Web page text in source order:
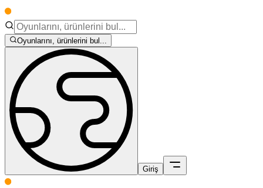
Oyunlarını, ürünlerini bul...
Giriş